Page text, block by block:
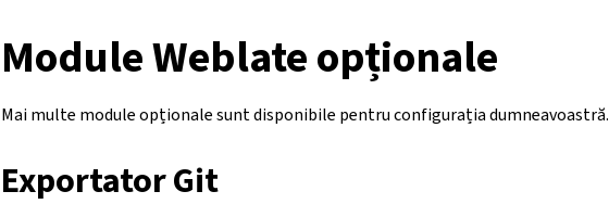
Module Weblate opționale
Mai multe module opționale sunt disponibile pentru configurația dumneavoastră.
Exportator Git